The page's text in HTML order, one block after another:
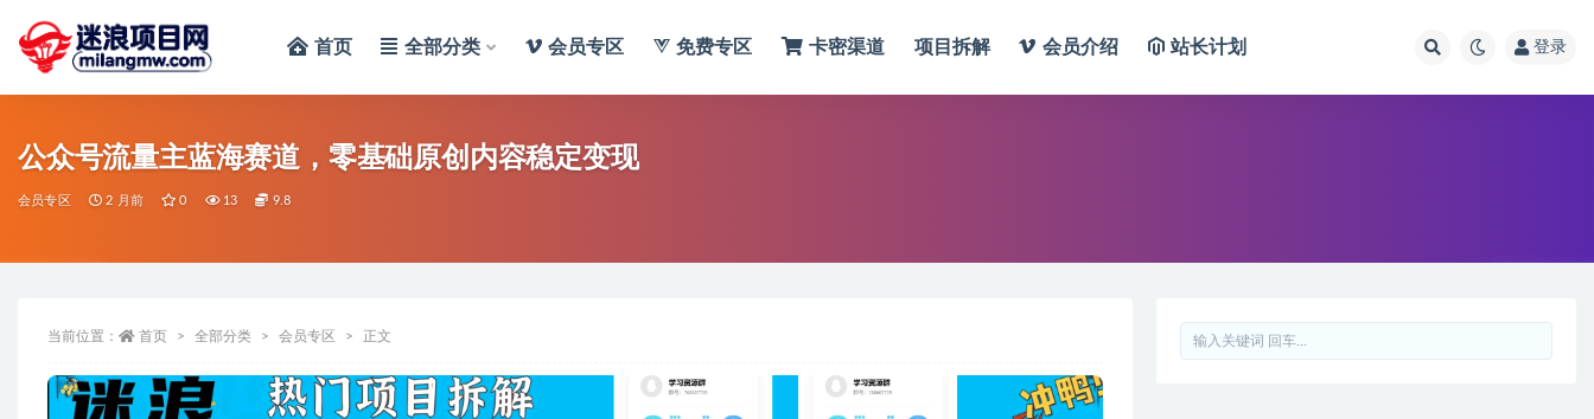
首页 全部分类 会员专区 免费专区 卡密渠道 项目拆解 会员介绍 站长计划 登录
公众号流量主蓝海赛道，零基础原创内容稳定变现
会员专区 2 月前 0 13 9.8
当前位置： 首页 全部分类 会员专区 正文